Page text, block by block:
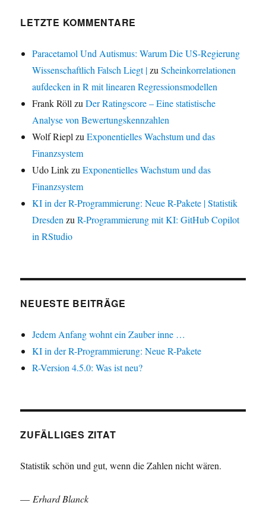
LETZTE KOMMENTARE
Paracetamol Und Autismus: Warum Die US-Regierung
Wissenschaftlich Falsch Liegt |zuScheinkorrelationen
aufdecken in R mit linearen Regressionsmodellen
Frank RöllzuDer Ratingscore – Eine statistische
Analyse von Bewertungskennzahlen
Wolf RieplzuExponentielles Wachstum und das
Finanzsystem
Udo LinkzuExponentielles Wachstum und das
Finanzsystem
KI in der R-Programmierung: Neue R-Pakete | Statistik
DresdenzuR-Programmierung mit KI: GitHub Copilot
in RStudio
NEUESTE BEITRÄGE
Jedem Anfang wohnt ein Zauber inne …
KI in der R-Programmierung: Neue R-Pakete
R-Version 4.5.0: Was ist neu?
ZUFÄLLIGES ZITAT
Statistik schön und gut, wenn die Zahlen nicht wären.
—Erhard Blanck